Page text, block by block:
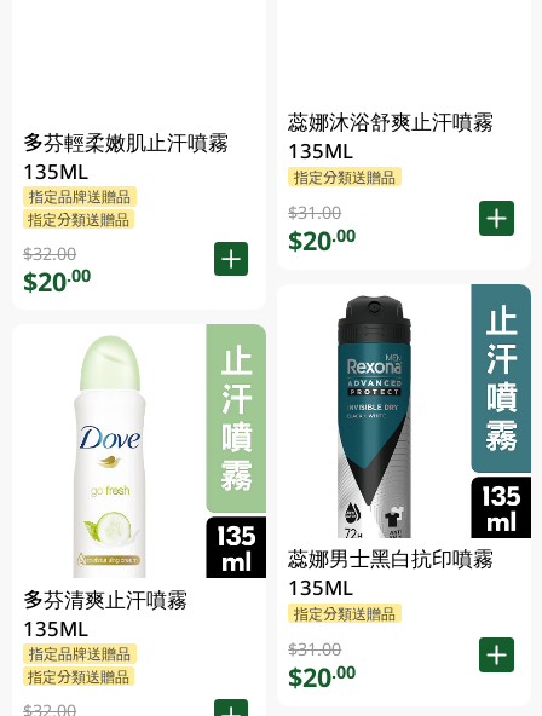
多芬輕柔嫩肌止汗噴霧
135ML
指定品牌送贈品
指定分類送贈品
$32.00
$20.00
多芬清爽止汗噴霧
135ML
指定品牌送贈品
指定分類送贈品
$32.00
蕊娜沐浴舒爽止汗噴霧
135ML
指定分類送贈品
$31.00
$20.00
蕊娜男士黑白抗印噴霧
135ML
指定分類送贈品
$31.00
$20.00